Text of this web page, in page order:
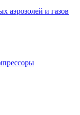
аэрозолей и газов